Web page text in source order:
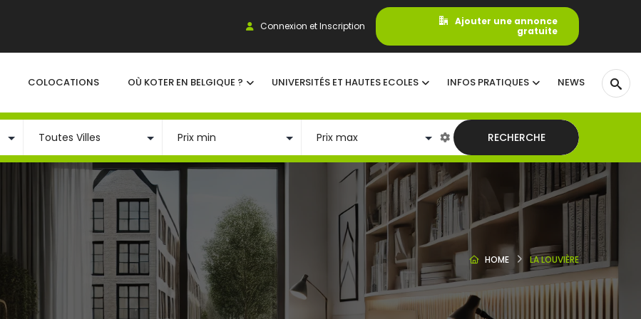
Connexion et Inscription
Ajouter une annonce
gratuite
COLOCATIONS OÙ KOTER EN BELGIQUE ? UNIVERSITÉS ET HAUTES ECOLES INFOS PRATIQUES NEWS
RECHERCHE
HOME LA LOUVIÈRE